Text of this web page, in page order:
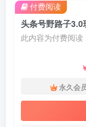
此内容为付费阅
永久会
付费阅读